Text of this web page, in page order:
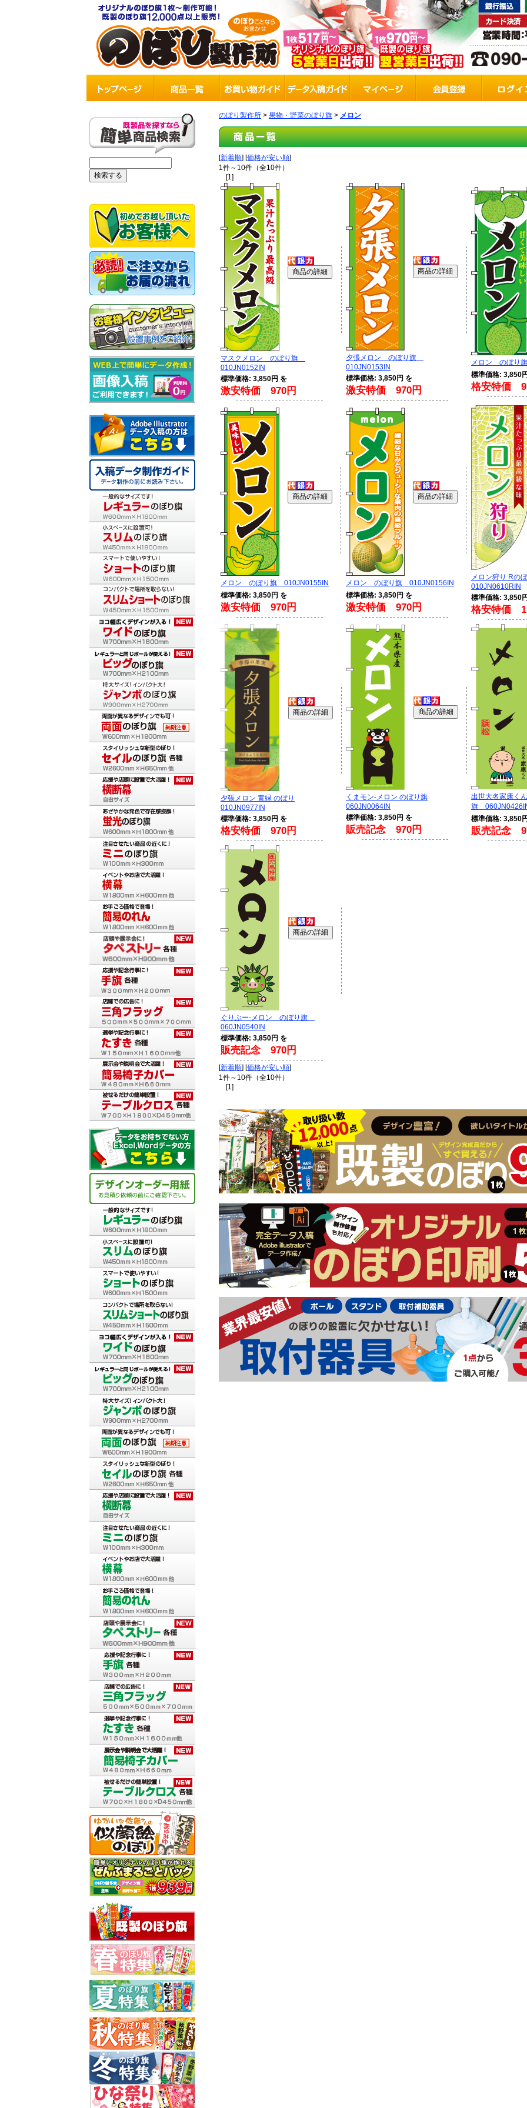
のぼり製作所 > 果物・野菜のぼり旗 > メロン
[新着順] [価格が安い順]
1件～10件（全10件）
[1]
マスクメロン のぼり旗
010JN0152IN
標準価格: 3,850円 を
激安特価 970円
夕張メロン のぼり旗
010JN0153IN
標準価格: 3,850円 を
激安特価 970円
メロン のぼり
標準価格: 3,850
格安特価
メロン のぼり旗 010JN0155IN
標準価格: 3,850円 を
激安特価 970円
メロン のぼり旗 010JN0156IN
標準価格: 3,850円 を
激安特価 970円
メロン狩り Rの
010JN0610RIN
標準価格: 3,850
格安特価
夕張メロン 黄緑 のぼり
010JN0977IN
標準価格: 3,850円 を
格安特価 970円
くまモン-メロン のぼり旗
060JN0064IN
標準価格: 3,850円 を
販売記念 970円
出世大名家康く
旗
標準価格: 3,850
販売記念
ぐりぶー-メロン のぼり旗
060JN0540IN
標準価格: 3,850円 を
販売記念 970円
[新着順] [価格が安い順]
1件～10件（全10件）
[1]